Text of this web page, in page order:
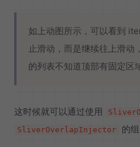
如上动图所示，可以看到
止滑动，而是继续往上滑动
的列表不知道顶部有固定区
这时候就可以通过使用
SliverOverlapInjector 的